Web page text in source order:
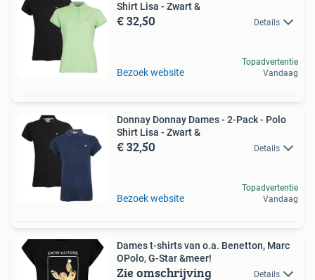
Shirt Lisa - Zwart &
€ 32,50 Details
Bezoek website
Topadvertentie
Vandaag
Donnay Donnay Dames - 2-Pack - Polo
Shirt Lisa - Zwart &
€ 32,50 Details
Bezoek website
Topadvertentie
Vandaag
Dames t-shirts van o.a. Benetton, Marc
OPolo, G-Star &meer!
Zie omschrijving Details